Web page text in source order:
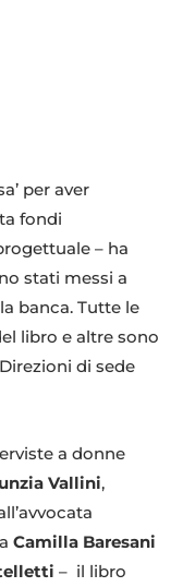
per aver
fondi
– ha
stati messi a
banca. Tutte le
libro e altre sono
di sede
a donne
Vallini,
Camilla Baresani
– il libro